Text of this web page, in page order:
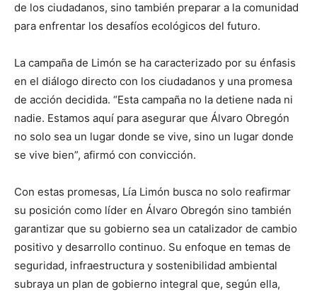
de los ciudadanos, sino también preparar a la comunidad
para enfrentar los desafíos ecológicos del futuro.
La campaña de Limón se ha caracterizado por su énfasis
en el diálogo directo con los ciudadanos y una promesa
de acción decidida. “Esta campaña no la detiene nada ni
nadie. Estamos aquí para asegurar que Álvaro Obregón
no solo sea un lugar donde se vive, sino un lugar donde
se vive bien”, afirmó con convicción.
Con estas promesas, Lía Limón busca no solo reafirmar
su posición como líder en Álvaro Obregón sino también
garantizar que su gobierno sea un catalizador de cambio
positivo y desarrollo continuo. Su enfoque en temas de
seguridad, infraestructura y sostenibilidad ambiental
subraya un plan de gobierno integral que, según ella,